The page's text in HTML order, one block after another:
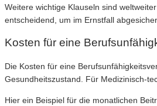
Weitere wichtige Klauseln sind
entscheidend, um im Ernstfall
Kosten für eine
Die Kosten für eine
Gesundheitszustand. Für Medizinisch-
Hier ein Beispiel für die monatlichen